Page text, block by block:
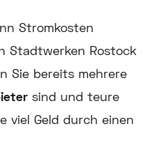
Stromkosten
Stadtwerken Rostock
Sie bereits mehrere
sind und teure
viel Geld durch einen